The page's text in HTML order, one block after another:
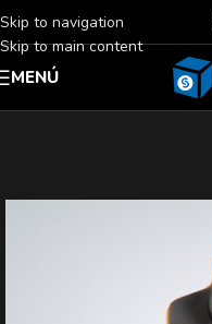
Skip to navigation
Skip to main content
MENÚ